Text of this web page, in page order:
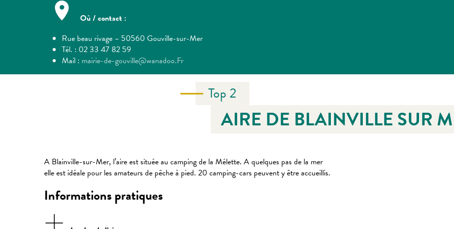
Où / contact :
Rue beau rivage – 50560 Gouville-sur-Mer
Tél. : 02 33 47 82 59
Mail : mairie-de-gouville@wanadoo.Fr
Top 2
AIRE DE BLAINVILLE SUR
A Blainville-sur-Mer, l’aire est située au camping de la Mélette. A quelques pas de la mer
elle est idéale pour les amateurs de pêche à pied. 20 camping-cars peuvent y être accueillis.
Informations pratiques